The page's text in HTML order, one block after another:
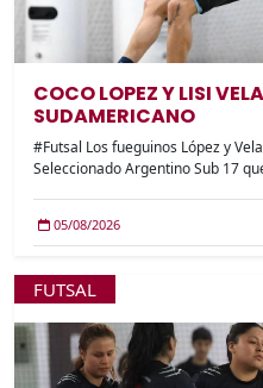
COCO LOPEZ Y LISI
SUDAMERICANO
#Futsal Los fueguinos López y
Seleccionado Argentino Sub 17
05/08/2026
FUTSAL